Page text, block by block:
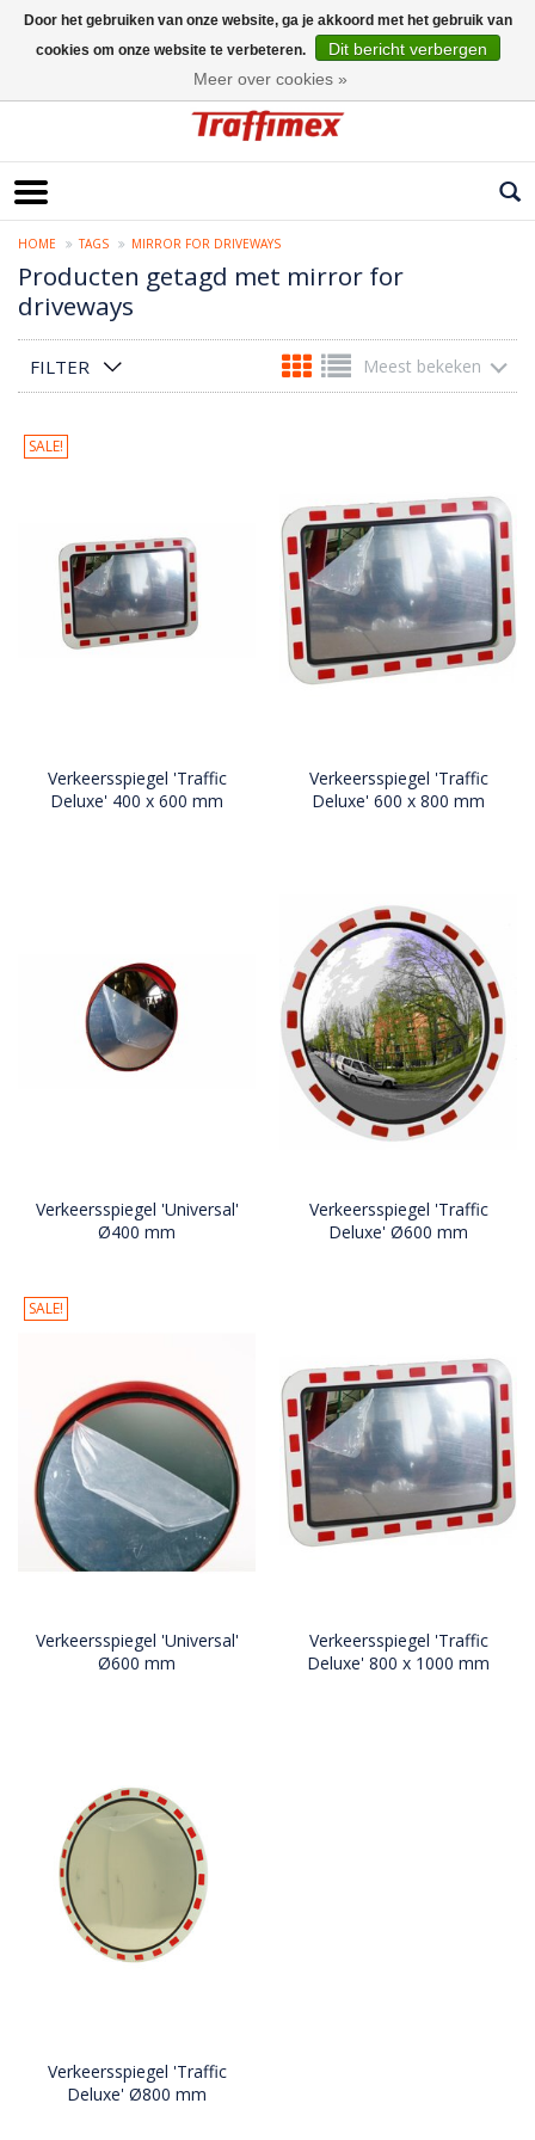
HOME TAGS MIRROR FOR DRIVEWAYS
Producten getagd met mirror for
driveways
FILTER Meest bekeken
SALE!
Verkeersspiegel 'Traffic
Deluxe' 400 x 600 mm
Verkeersspiegel 'Traffic
Deluxe' 600 x 800 mm
Verkeersspiegel 'Universal'
Ø400 mm
Verkeersspiegel 'Traffic
Deluxe' Ø600 mm
SALE!
Verkeersspiegel 'Universal'
Ø600 mm
Verkeersspiegel 'Traffic
Deluxe' 800 x 1000 mm
Verkeersspiegel 'Traffic
Deluxe' Ø800 mm
Door het gebruiken van onze website, ga je akkoord met het gebruik van
cookies om onze website te verbeteren.
Dit bericht verbergen
Meer over cookies »